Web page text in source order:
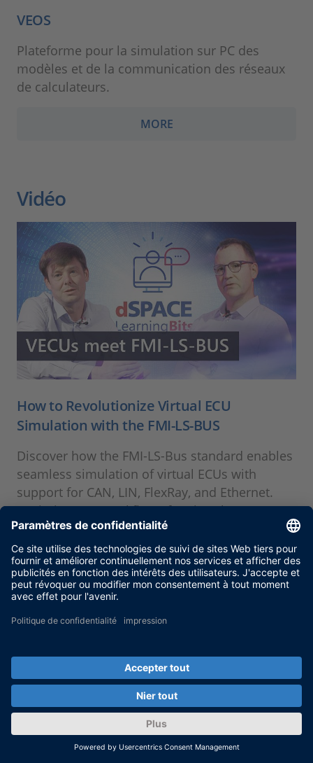
VEOS
Plateforme pour la simulation sur PC des
modèles et de la communication des réseaux
de calculateurs.
MORE
Vidéo
How to Revolutionize Virtual ECU
Simulation with the FMI-LS-BUS
Discover how the FMI-LS-Bus standard enables
seamless simulation of virtual ECUs with
support for CAN, LIN, FlexRay, and Ethernet.
Optimize your workflows for virtual ECU
simulation and improve compatibility between
different tools!
MORE
Restez informé grâce à notre
service de newsletter dSPACE
direct.